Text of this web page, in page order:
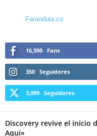
Farandula.co
16,500 Fans
350 Seguidores
3,099 Seguidores
Discovery revive el inicio
Aquí»